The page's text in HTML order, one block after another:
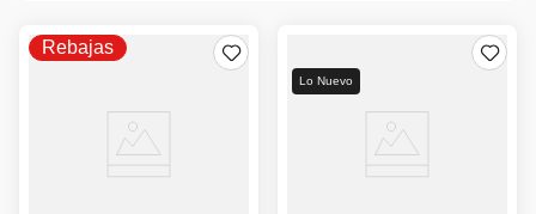
Rebajas
Lo Nuevo